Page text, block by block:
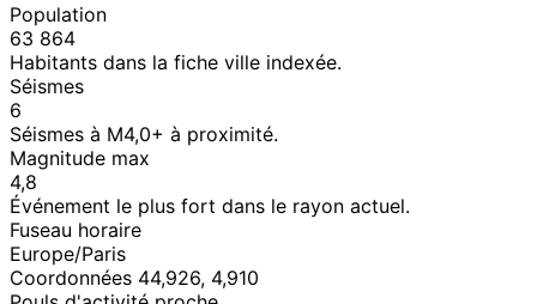
Population
63 864
Habitants dans la fiche ville indexée.
Séismes
6
Séismes à M4,0+ à proximité.
Magnitude max
4,8
Événement le plus fort dans le rayon actuel.
Fuseau horaire
Europe/Paris
Coordonnées 44,926, 4,910